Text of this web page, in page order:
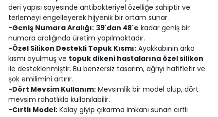
deri yapısı sayesinde antibakteriyel özelliğe sahiptir ve
terlemeyi engelleyerek hijyenik bir ortam sunar.
-Geniş Numara Aralığı: 39'dan 48'e kadar geniş bir
numara aralığında üretim yapılmaktadır.
-Özel Silikon Destekli Topuk Kısmı:Ayakkabının arka
kısmı oyulmuş ve topuk dikeni hastalarına özel silikon
ile desteklenmiştir. Bu benzersiz tasarım, ağrıyı hafifletir ve
şok emilimini artırır.
-Dört Mevsim Kullanım:Mevsimlik bir model olup, dört
mevsim rahatlıkla kullanılabilir.
-Cırtlı Model:Kolay giyip çıkarma imkanı sunan cırtlı